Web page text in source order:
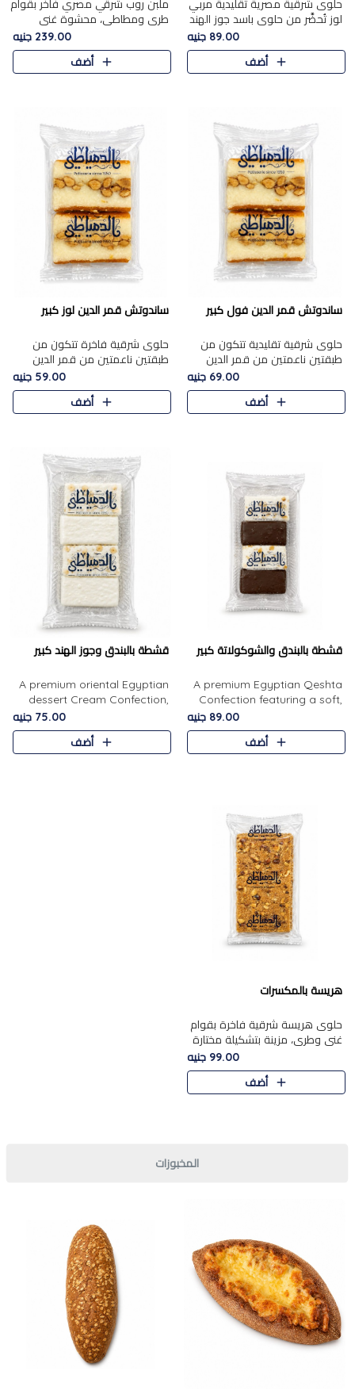
حلوى شرقية مصرية تقليدية مربي
لوز تُحضَّر من حلوى باسد جوز الهند
بقوام طري ومذاق غني، وتُزين
وتغطاه بقطع اللوز الفاخر التي
تضيف لمسة مميزة م..
89.00 جنيه
أضف
ملبن روب شرقي مصري فاخر بقوام
طري ومطاطي، محشوة غني
بسخاء بقطع عين الجمل واللوز
الفاخر التي تضيف قرمشة مميزة
ومرضية ونكهة ناتي غنية في كل
239.00 جنيه
أضف
ساندوتش قمر الدين فول كبير
حلوى شرقية تقليدية تتكون من
طبقتين ناعمتين من قمر الدين
الفاخر، تتوسطهما حشوة غنية من
الفول السوداني المحمص، لتجمع
بين حلاوة المشمش الطبيعية..
69.00 جنيه
أضف
ساندوتش قمر الدين لوز كبير
حلوى شرقية فاخرة تتكون من
طبقتين ناعمتين من قمر الدين
الفاخر، تتوسطهما حشوة غنية من
اللوز المحمص لتمنح مزيجًا متوازنًا
من النعومة والقرمشة. ..
59.00 جنيه
أضف
قشطة بالبندق والشوكولاتة كبير
A premium Egyptian Qeshta
Confection featuring a soft,
creamy texture paired with a
rich layer of premium
chocolate and the distinctive
89.00 جنيه
أضف
قشطة بالبندق وجوز الهند كبير
A premium oriental Egyptian
dessert Cream Confection,
featuring a soft, creamy
texture and the distinctive
flavor of roasted hazelnuts.
75.00 جنيه
أضف
هريسة بالمكسرات
حلوى هريسة شرقية فاخرة بقوام
غني وطري، مزينة بتشكيلة مختارة
من المكسرات الفاخرة التي تضيف
قرمشة مميزة ونكهة غنية في كل
قطعة. تجمع بين المذاق..
99.00 جنيه
أضف
المخبوزات